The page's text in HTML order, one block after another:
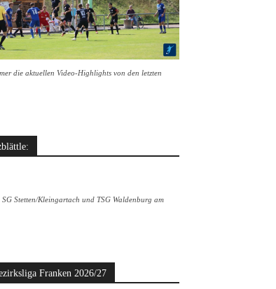
die aktuellen Video-Highlights von den letzten
SG Stetten/Kleingartach und TSG Waldenburg am
Franken 2026/27